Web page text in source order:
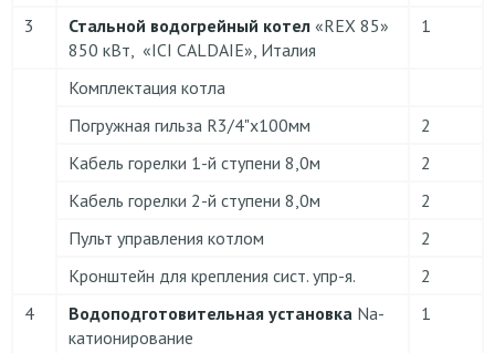
3 Стальной водогрейный котел «REX 85»
850 кВт, «ICI CALDAIE», Италия
1
Комплектация котла
Погружная гильза R3/4"x100мм
2
Кабель горелки 1-й ступени 8,0м
2
Кабель горелки 2-й ступени 8,0м
2
Пульт управления котлом
2
Кронштейн для крепления сист. упр-я.
2
4
Водоподготовительная установка Na-
катионирование
1